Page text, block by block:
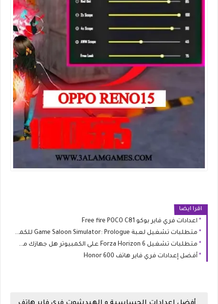
اقرا ايضا
اعدادات فري فاير بوكو Free fire POCO C81
متطلبات تشغيل لعبة Game Saloon Simulator: Prologue للكمبيوتر (الحد الأدنى والموصى به)
متطلبات تشغيل Forza Horizon 6 على الكمبيوتر هل جهازك مستعد لليابان؟
أفضل إعدادات فري فاير هاتف Honor 600